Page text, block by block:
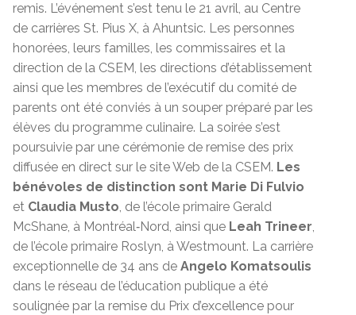
remis. L’événement s’est tenu le 21 avril, au Centre
de carrières St. Pius X, à Ahuntsic. Les personnes
honorées, leurs familles, les commissaires et la
direction de la CSEM, les directions d’établissement
ainsi que les membres de l’exécutif du comité de
parents ont été conviés à un souper préparé par les
élèves du programme culinaire. La soirée s’est
poursuivie par une cérémonie de remise des prix
diffusée en direct sur le site Web de la CSEM. Les
bénévoles de distinction sont Marie Di Fulvio
et Claudia Musto, de l’école primaire Gerald
McShane, à Montréal‑Nord, ainsi que Leah Trineer,
de l’école primaire Roslyn, à Westmount. La carrière
exceptionnelle de 34 ans de Angelo Komatsoulis
dans le réseau de l’éducation publique a été
soulignée par la remise du Prix d’excellence pour